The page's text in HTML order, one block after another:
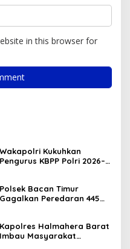
in this browser for
Wakapolri Kukuhkan
Pengurus KBPP Polri 2026–
Polsek Bacan Timur
Gagalkan Peredaran 445
Kapolres Halmahera Barat
Imbau Masyarakat